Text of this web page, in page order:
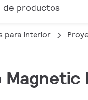
de productos
para interior
Magnetic